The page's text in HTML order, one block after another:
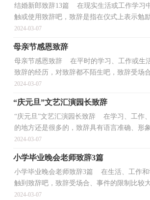
结婚新郎致辞13篇 在现实生活或工作学习
触或使用致辞吧，致辞是指在仪式上表示勉
等的话，向他人表达思想感情的文字或语言
2024-03-07
母亲节感恩致辞
母亲节感恩致辞 在平时的学习、工作或生
致辞的经历，对致辞都不陌生吧，致辞受场
大，一般不宜太长。那么你有真正了解过致
2024-03-07
“庆元旦”文艺汇演园长致辞
“庆元旦”文艺汇演园长致辞 在学习、工作
的地方还是很多的，致辞具有语言准确、形
找不到有文采的致辞？以下是小编精心整理的
2024-03-07
小学毕业晚会老师致辞3篇
小学毕业晚会老师致辞3篇 在生活、工作和
触到致辞吧，致辞受场合、事件的限制比较
还在找寻优秀的致辞吗？下面是小编精心整
2024-03-07